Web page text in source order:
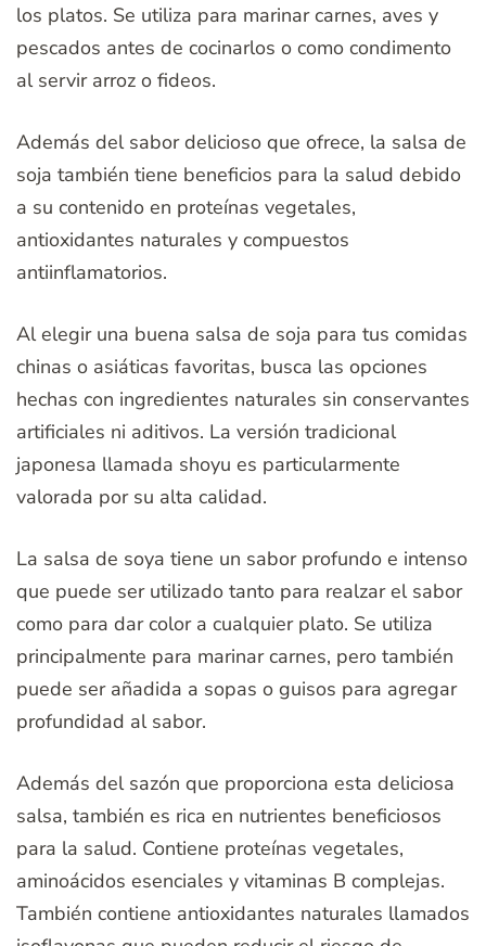
los platos. Se utiliza para marinar carnes, aves y
pescados antes de cocinarlos o como condimento
al servir arroz o fideos.
Además del sabor delicioso que ofrece, la salsa de
soja también tiene beneficios para la salud debido
a su contenido en proteínas vegetales,
antioxidantes naturales y compuestos
antiinflamatorios.
Al elegir una buena salsa de soja para tus comidas
chinas o asiáticas favoritas, busca las opciones
hechas con ingredientes naturales sin conservantes
artificiales ni aditivos. La versión tradicional
japonesa llamada shoyu es particularmente
valorada por su alta calidad.
La salsa de soya tiene un sabor profundo e intenso
que puede ser utilizado tanto para realzar el sabor
como para dar color a cualquier plato. Se utiliza
principalmente para marinar carnes, pero también
puede ser añadida a sopas o guisos para agregar
profundidad al sabor.
Además del sazón que proporciona esta deliciosa
salsa, también es rica en nutrientes beneficiosos
para la salud. Contiene proteínas vegetales,
aminoácidos esenciales y vitaminas B complejas.
También contiene antioxidantes naturales llamados